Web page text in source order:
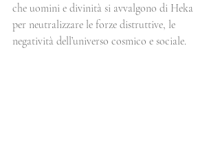
che uomini e divinità si avvalgono di Heka
per neutralizzare le forze distruttive, le
negatività dell’universo cosmico e sociale.